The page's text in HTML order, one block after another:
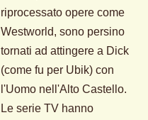
riprocessato opere come
Westworld, sono persino
tornati ad attingere a Dick
(come fu per Ubik) con
l'Uomo nell'Alto Castello.
Le serie TV hanno